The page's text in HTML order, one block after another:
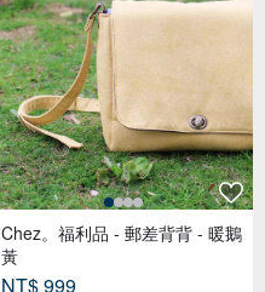
Chez。福利品 - 郵差背背 - 暖鵝
黃
NT$ 999